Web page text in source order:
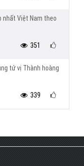
nhất Việt Nam theo
351
tứ vị Thành hoàng
339